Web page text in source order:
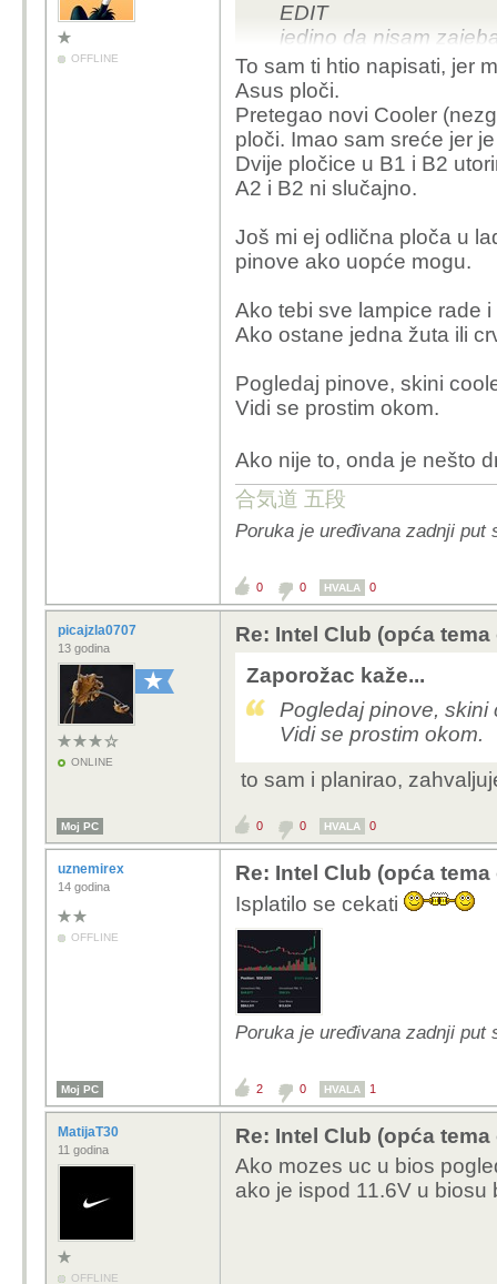
OFFLINE
EDIT
jedino da nisam
prejako
ali i to sam probao
To sam ti htio napisati, jer
Asus ploči.
Pretegao novi Cooler
ploči. Imao sam sreće jer
Dvije pločice u B1 i B2
A2 i B2 ni slučajno.
Još mi ej odlična ploča u
pinove ako uopće mogu.
Ako tebi sve lampice rade
Ako ostane jedna žuta ili
Pogledaj pinove, skini
Vidi se prostim okom.
Ako nije to, onda je nešto
合気道 五段
Poruka je uređivana zadnji put
0 0 HVALA 0
picajzla0707
13 godina
ONLINE
Re: Intel Club (opća
Zaporožac kaže...
Pogledaj pinove, skini
Vidi se prostim okom.
to sam i planirao,
Moj PC 0 0 HVALA 0
uznemirex
14 godina
OFFLINE
Re: Intel Club (opća
Isplatilo se cekati
Poruka je uređivana zadnji put
Moj PC 2 0 HVALA 1
MatijaT30
11 godina
OFFLINE
Re: Intel Club (opća
Ako mozes uc u bios
ako je ispod 11.6V u